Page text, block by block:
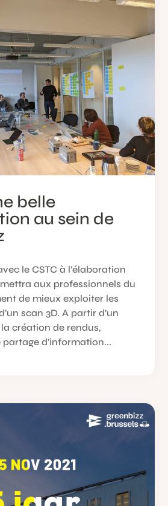
belle
au sein de
le CSTC à l’élaboration
aux professionnels du
de mieux exploiter les
scan 3D. A partir d’un
création de rendus,
d’information...